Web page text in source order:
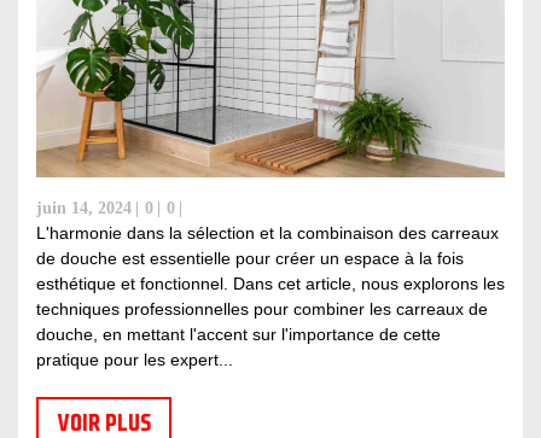
juin 14, 2024 0 0
L'harmonie dans la sélection et la combinaison des carreaux
de douche est essentielle pour créer un espace à la fois
esthétique et fonctionnel. Dans cet article, nous explorons les
techniques professionnelles pour combiner les carreaux de
douche, en mettant l'accent sur l'importance de cette
pratique pour les expert...
VOIR PLUS